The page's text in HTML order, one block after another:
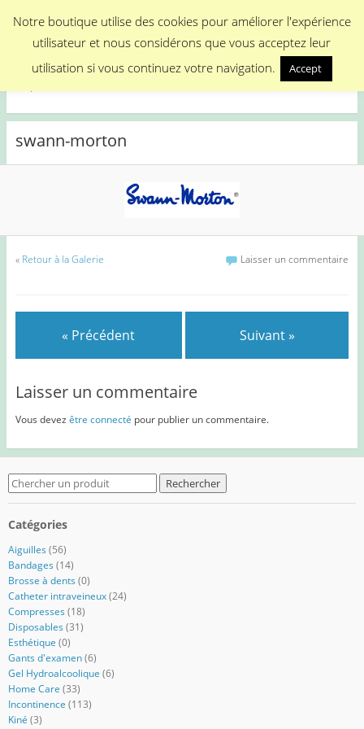
Menu
Medical Promotion
swann-morton
« Retour à la Galerie Laisser un commentaire
« Précédent Suivant »
Laisser un commentaire
Vous devez être connecté pour publier un commentaire.
Search
for:
Catégories
Aiguilles (56)
Bandages (14)
Brosse à dents (0)
Catheter intraveineux (24)
Compresses (18)
Disposables (31)
Esthétique (0)
Gants d'examen (6)
Gel Hydroalcoolique (6)
Home Care (33)
Incontinence (113)
Kiné (3)
Notre boutique utilise des cookies pour améliorer l'expérience
utilisateur et nous considérons que vous acceptez leur
utilisation si vous continuez votre navigation.
Accept